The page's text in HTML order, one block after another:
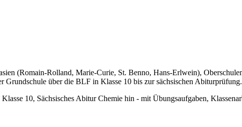
(Romain-Rolland, Marie-Curie, St. Benno, Hans-Erlwein),
Grundschule über die BLF in Klasse 10 bis zur sächsischen Abiturprüfung.
10, Sächsisches Abitur Chemie hin - mit Übungsaufgaben,